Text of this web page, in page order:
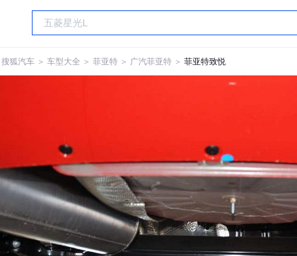
搜狐汽车 ＞ 车型大全 ＞ 菲亚特 ＞ 广汽菲亚特 ＞ 菲亚特致悦